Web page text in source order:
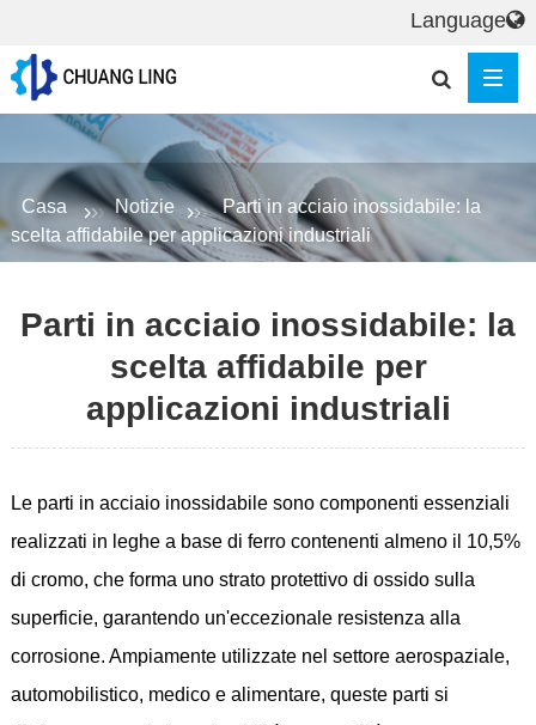
Casa Notizie
Parti in acciaio inossidabile: la
scelta affidabile per applicazioni industriali
Parti in acciaio inossidabile: la
scelta affidabile per
applicazioni industriali
Le parti in acciaio inossidabile sono componenti essenziali
realizzati in leghe a base di ferro contenenti almeno il 10,5%
di cromo, che forma uno strato protettivo di ossido sulla
superficie, garantendo un'eccezionale resistenza alla
corrosione. Ampiamente utilizzate nel settore aerospaziale,
automobilistico, medico e alimentare, queste parti si
Language